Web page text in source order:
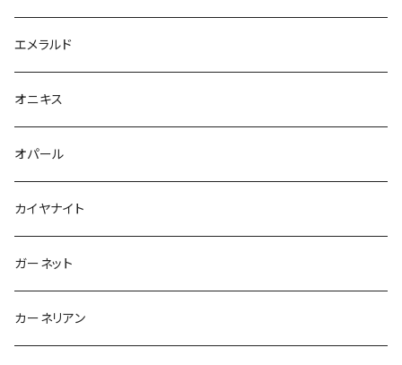
エメラルド
オニキス
オパール
カイヤナイト
ガーネット
カーネリアン